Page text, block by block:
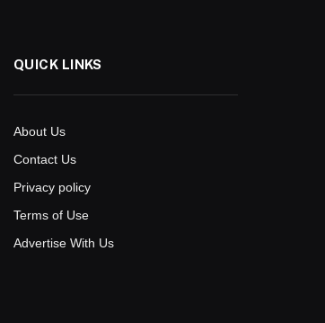
QUICK LINKS
About Us
Contact Us
Privacy policy
Terms of Use
Advertise With Us